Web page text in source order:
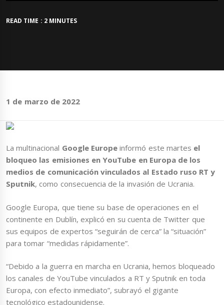
READ TIME : 2 MINUTES
1 de marzo de 2022
La multinacional Google Europeinformó este martes el
bloqueo las emisiones en YouTube en Europa de los
medios de comunicación vinculados al Estado ruso RT y
Sputnik, como consecuencia de la invasión de Ucrania.
Google Europa, que tiene su base de operaciones en el
continente en Dublín, explicó en su cuenta de Twitter que
sus equipos de expertos “seguirán de cerca” la “situación”
para tomar “medidas rápidamente”.
“Debido a la guerra en marcha en Ucrania, hemos bloqueado
los canales de YouTube vinculados a RT y Sputnik en toda
Europa, con efecto inmediato”, subrayó el gigante
tecnológico estadounidense.